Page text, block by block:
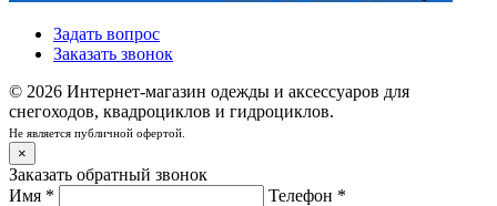
Задать вопрос
Заказать звонок
© 2026 Интернет-магазин одежды и аксессуаров для
снегоходов, квадроциклов и гидроциклов.
Не является публичной офертой.
×
Заказать обратный звонок
Имя * Телефон *